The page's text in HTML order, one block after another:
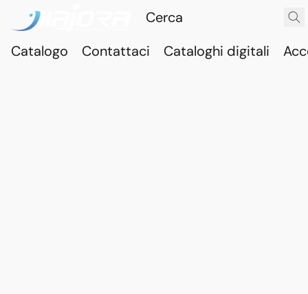
Catalogo Contattaci Cataloghi digitali